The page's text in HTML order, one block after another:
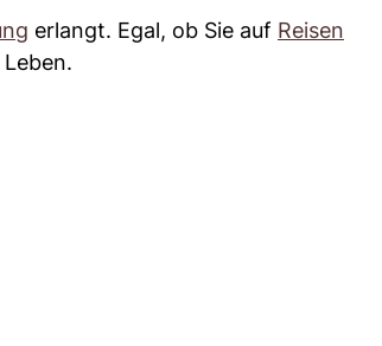
erlangt. Egal, ob Sie auf Reisen